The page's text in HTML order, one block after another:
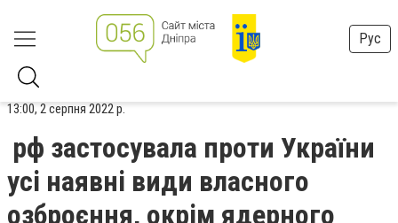
Рус
13:00, 2 серпня 2022 р.
рф застосувала проти України
усі наявні види власного
озброєння, окрім ядерного